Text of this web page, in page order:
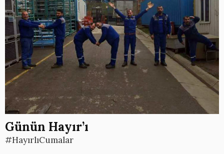
Günün Hayır’ı
#HayırlıCumalar